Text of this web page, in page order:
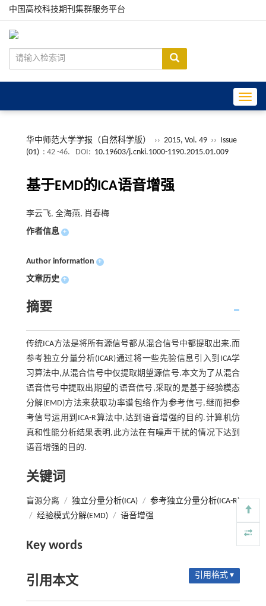
中国高校科技期刊集群服务平台
华中师范大学学报（自然科学版） ›› 2015, Vol. 49 ›› Issue
(01) : 42 -46. DOI: 10.19603/j.cnki.1000-1190.2015.01.009
基于EMD的ICA语音增强
李云飞, 全海燕, 肖春梅
作者信息 +
Author information +
文章历史 +
摘要
传统ICA方法是将所有源信号都从混合信号中都提取出来,而
参考独立分量分析(ICAR)通过将一些先验信息引入到ICA学
习算法中,从混合信号中仅提取期望源信号.本文为了从混合
语音信号中提取出期望的语音信号,采取的是基于经验模态
分解(EMD)方法来获取功率谱包络作为参考信号,继而把参
考信号运用到ICA-R算法中,达到语音增强的目的.计算机仿
真和性能分析结果表明,此方法在有噪声干扰的情况下达到
语音增强的目的.
关键词
盲源分离 / 独立分量分析(ICA) / 参考独立分量分析(ICA-R)
/ 经验模式分解(EMD) / 语音增强
Key words
引用本文 引用格式 ▾